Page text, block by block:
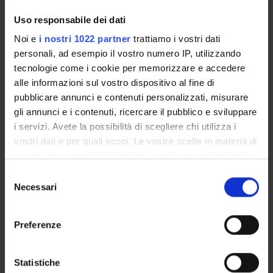
Uso responsabile dei dati
Noi e i nostri 1022 partner trattiamo i vostri dati
personali, ad esempio il vostro numero IP, utilizzando
tecnologie come i cookie per memorizzare e accedere
alle informazioni sul vostro dispositivo al fine di
pubblicare annunci e contenuti personalizzati, misurare
gli annunci e i contenuti, ricercare il pubblico e sviluppare
i servizi. Avete la possibilità di scegliere chi utilizza i
vostri dati e per quali scopi. Le vostre scelte in materia di
modificare o revocare il proprio consenso in qualsiasi
momento dalla Dichiarazione sui cookie o facendo clic
raccogliere informazioni sulla tua posizione
Necessari
Preferenze
Statistiche
CELLULARE: II
Credits
6
Period
See the unit page
Academic staff
See the unit page
Lessons timetable
The cell biology course I focuses on the main features of the
subcellular compartments, on cell division and cytological
techniques. The origin of life on Earth and the origin of the
cells will also be considered in this course. The aim of the
course is to give to the students all the necessary background